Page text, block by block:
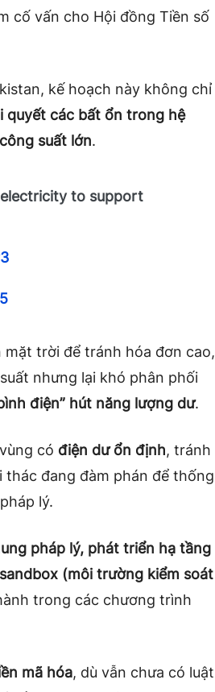
cố vấn cho Hội đồng Tiền số
kế hoạch này không chỉ
quyết các bất ổn trong hệ
suất lớn.
to support
mặt trời để tránh hóa đơn cao,
nhưng lại khó phân phối
điện” hút năng lượng dư.
có điện dư ổn định, tránh
đang đàm phán để thống
lý.
pháp lý, phát triển hạ tầng
(môi trường kiểm soát
trong các chương trình
mã hóa, dù vẫn chưa có luật